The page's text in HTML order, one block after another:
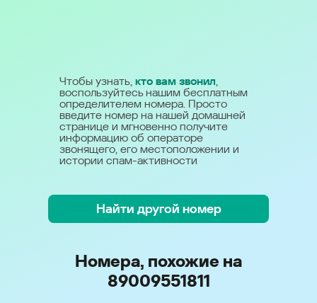
Чтобы узнать, кто вам звонил,
воспользуйтесь нашим бесплатным
определителем номера. Просто
введите номер на нашей домашней
странице и мгновенно получите
информацию об операторе
звонящего, его местоположении и
истории спам-активности
Найти другой номер
Номера, похожие на
89009551811